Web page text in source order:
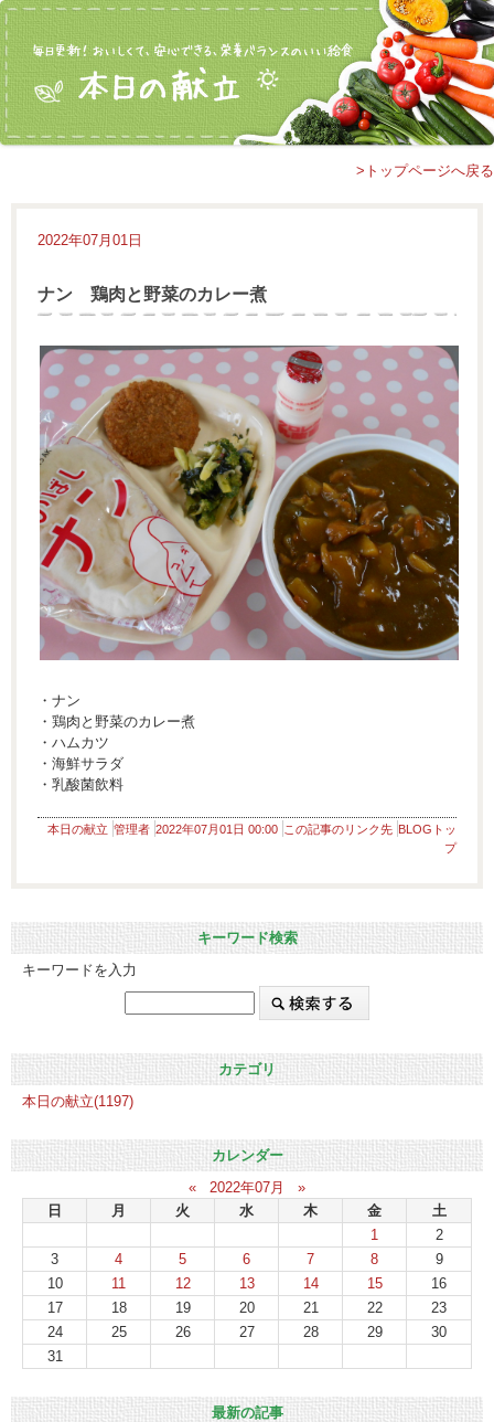
>トップページへ戻る
2022年07月01日
ナン 鶏肉と野菜のカレー煮
・ナン
・鶏肉と野菜のカレー煮
・ハムカツ
・海鮮サラダ
・乳酸菌飲料
本日の献立 管理者 2022年07月01日 00:00 この記事のリンク先 BLOGトッ
プ
キーワード検索
キーワードを入力
カテゴリ
本日の献立(1197)
カレンダー
«
2022年07月
»
日
月 火 水 木 金
土
1
2
3
4 5 6 7 8
9
10
11 12 13 14 15
16
17
18 19 20 21 22
23
24
25 26 27 28 29
30
31
最新の記事